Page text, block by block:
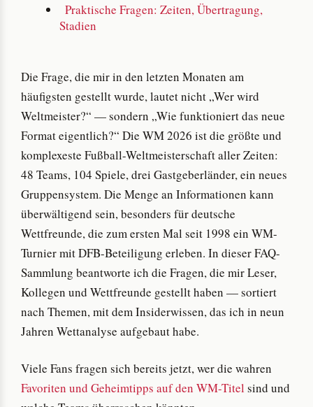
Praktische Fragen: Zeiten, Übertragung,
Stadien
Die Frage, die mir in den letzten Monaten am
häufigsten gestellt wurde, lautet nicht „Wer wird
Weltmeister?“ — sondern „Wie funktioniert das neue
Format eigentlich?“ Die WM 2026 ist die größte und
komplexeste Fußball-Weltmeisterschaft aller Zeiten:
48 Teams, 104 Spiele, drei Gastgeberländer, ein neues
Gruppensystem. Die Menge an Informationen kann
überwältigend sein, besonders für deutsche
Wettfreunde, die zum ersten Mal seit 1998 ein WM-
Turnier mit DFB-Beteiligung erleben. In dieser FAQ-
Sammlung beantworte ich die Fragen, die mir Leser,
Kollegen und Wettfreunde gestellt haben — sortiert
nach Themen, mit dem Insiderwissen, das ich in neun
Jahren Wettanalyse aufgebaut habe.
Viele Fans fragen sich bereits jetzt, wer die wahren
Favoriten und Geheimtipps auf den WM-Titel sind und